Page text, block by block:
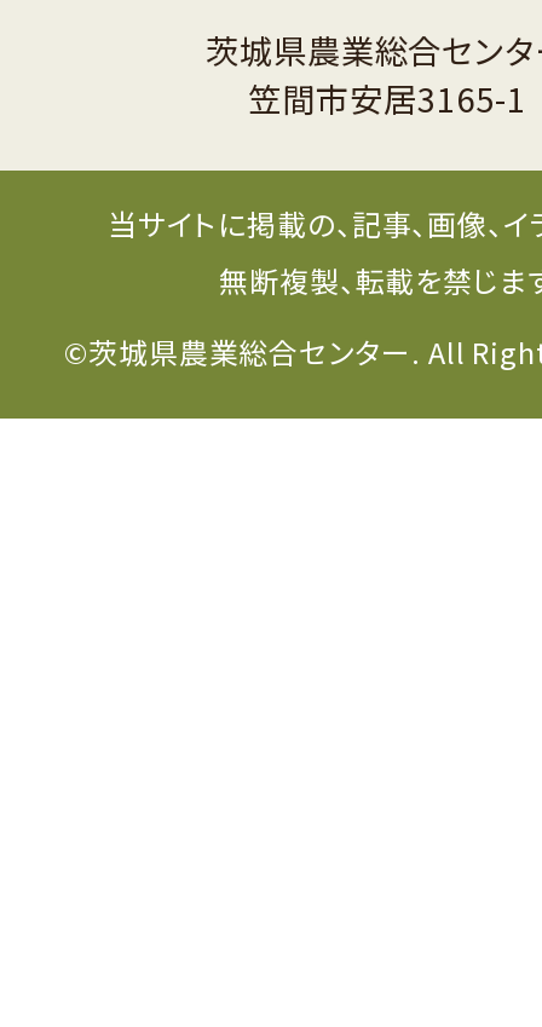
茨城県農業総合セン
笠間市安居3165-1
当サイトに掲載の、記事、画像、
無断複製、転載を禁じま
©茨城県農業総合センター. All